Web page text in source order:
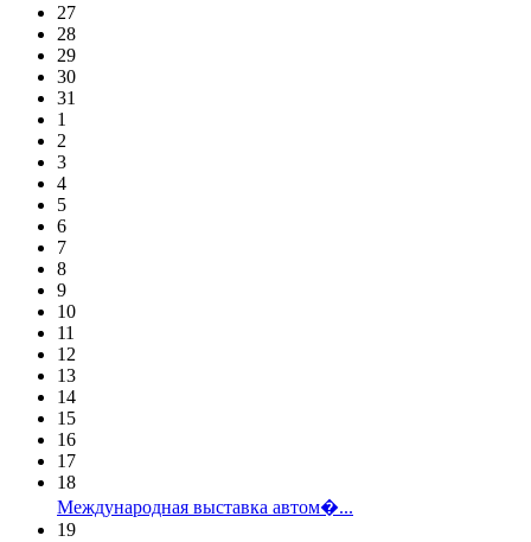
27
28
29
30
31
1
2
3
4
5
6
7
8
9
10
11
12
13
14
15
16
17
18
Международная выставка автом�...
19